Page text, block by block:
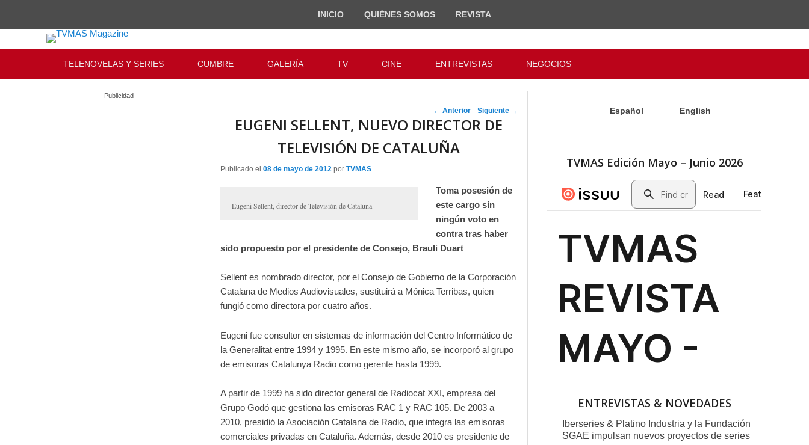
INICIO QUIÉNES SOMOS REVISTA
TELENOVELAS Y SERIES CUMBRE GALERÍA TV CINE ENTREVISTAS NEGOCIOS
Navegador de
artículos
← Anterior Siguiente →
EUGENI SELLENT, NUEVO DIRECTOR DE
TELEVISIÓN DE CATALUÑA
Publicado el 08 de mayo de 2012 por TVMAS
Eugeni Sellent, director de Televisión de Cataluña
Toma posesión de
este cargo sin
ningún voto en
contra tras haber
sido propuesto por el presidente de Consejo, Brauli Duart
Sellent es nombrado director, por el Consejo de Gobierno de la Corporación
Catalana de Medios Audiovisuales, sustituirá a Mónica Terribas, quien
fungió como directora por cuatro años.
Eugeni fue consultor en sistemas de información del Centro Informático de
la Generalitat entre 1994 y 1995. En este mismo año, se incorporó al grupo
de emisoras Catalunya Radio como gerente hasta 1999.
A partir de 1999 ha sido director general de Radiocat XXI, empresa del
Grupo Godó que gestiona las emisoras RAC 1 y RAC 105. De 2003 a
2010, presidió la Asociación Catalana de Radio, que integra las emisoras
comerciales privadas en Cataluña. Además, desde 2010 es presidente de
Español English
TVMAS Edición Mayo – Junio 2026
ENTREVISTAS & NOVEDADES
Iberseries & Platino Industria y la Fundación
SGAE impulsan nuevos proyectos de series
Publicidad